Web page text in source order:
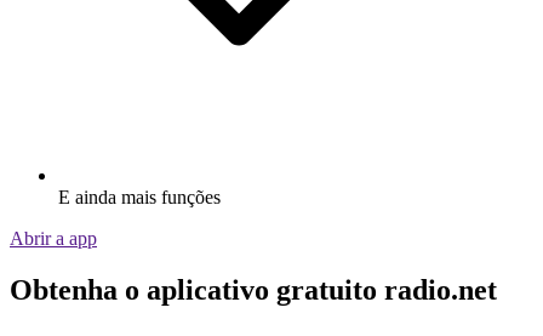
E ainda mais funções
Abrir a app
Obtenha o aplicativo gratuito radio.net